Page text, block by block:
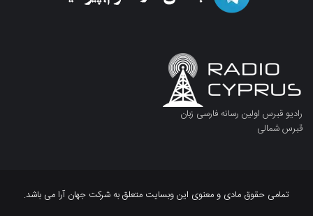
رادیو قبرس اولین رسانه فارسی زبان
قبرس شمالی
تمامی حقوق مادی و معنوی این وبسایت متعلق به شرکت جهان آرا می باشد.